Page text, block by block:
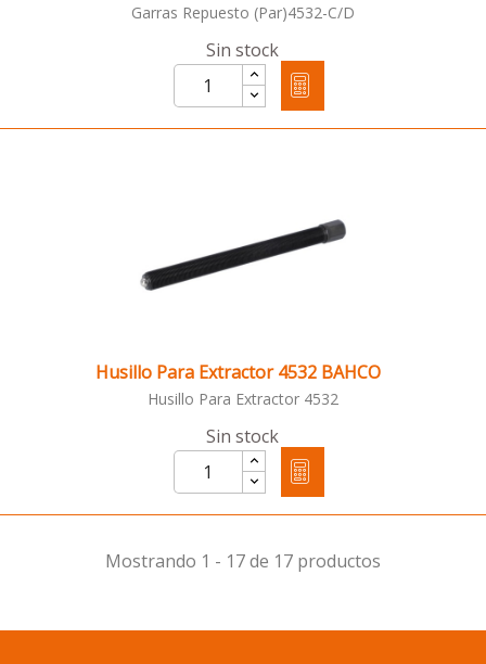
Garras Repuesto (Par)4532-C/D
Sin stock
Husillo Para Extractor 4532 BAHCO
Husillo Para Extractor 4532
Sin stock
Mostrando 1 - 17 de 17 productos